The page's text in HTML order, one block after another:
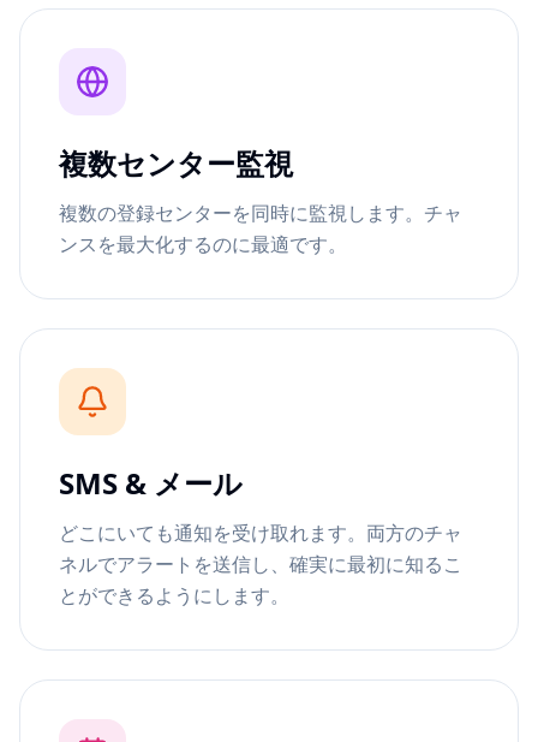
複数センター監視
複数の登録センターを同時に監視します。チャ
ンスを最大化するのに最適です。
SMS & メール
どこにいても通知を受け取れます。両方のチャ
ネルでアラートを送信し、確実に最初に知るこ
とができるようにします。